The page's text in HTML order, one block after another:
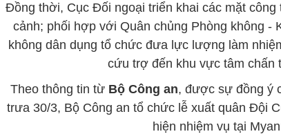
Đồng thời, Cục Đối ngoại triển khai các mặt
cảnh; phối hợp với Quân chủng Phòng không -
không dân dụng tổ chức đưa lực lượng làm
cứu trợ đến khu vực tâm chấn
Theo thông tin từ Bộ Công an, được sự đồng ý
trưa 30/3, Bộ Công an tổ chức lễ xuất quân Đội
hiện nhiệm vụ tại